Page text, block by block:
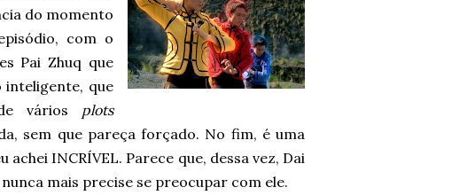
do momento
com o
Pai Zhuq que
inteligente, que
vários plots
sem que pareça forçado. No fim, é uma
achei INCRÍVEL. Parece que, dessa vez, Dai
mais precise se preocupar com ele.